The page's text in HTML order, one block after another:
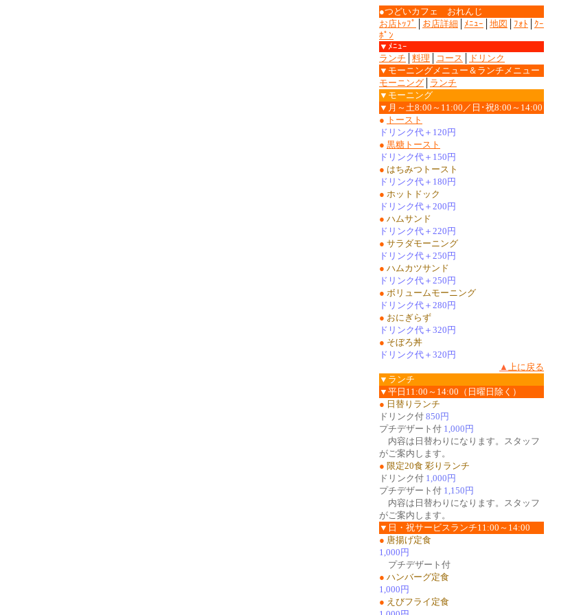
●つどいカフェ おれんじ
お店ﾄｯﾌﾟ
お店詳細 ﾒﾆｭｰ 地図 ﾌｫﾄ
ｸｰ
ﾎﾟﾝ
▼ﾒﾆｭｰ
ランチ
料理 コース
ドリンク
▼モーニングメニュー＆ランチメニュー
モーニング
ランチ
▼モーニング
▼月～土8:00～11:00／日･祝8:00～14:00
● トースト
ドリンク代＋120円
● 黒糖トースト
ドリンク代＋150円
● はちみつトースト
ドリンク代＋180円
● ホットドック
ドリンク代＋200円
● ハムサンド
ドリンク代＋220円
● サラダモーニング
ドリンク代＋250円
● ハムカツサンド
ドリンク代＋250円
● ボリュームモーニング
ドリンク代＋280円
● おにぎらず
ドリンク代＋320円
● そぼろ丼
ドリンク代＋320円
▲ 上に戻る
▼ランチ
▼平日11:00～14:00（日曜日除く）
● 日替りランチ
ドリンク付 850円
プチデザート付 1,000円
内容は日替わりになります。スタッフ
がご案内します。
● 限定20食 彩りランチ
ドリンク付 1,000円
プチデザート付 1,150円
内容は日替わりになります。スタッフ
がご案内します。
▼日・祝サービスランチ11:00～14:00
● 唐揚げ定食
1,000円
プチデザート付
● ハンバーグ定食
1,000円
● えびフライ定食